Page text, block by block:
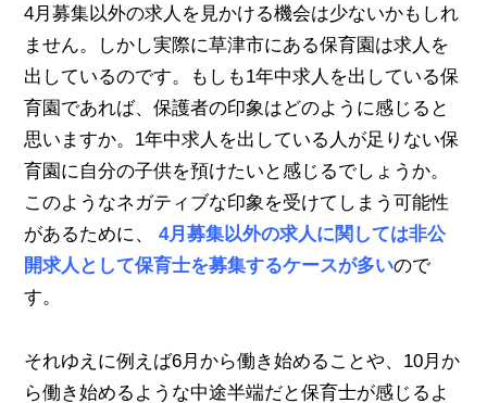
4月募集以外の求人を見かける機会は少ないかもしれ
ません。しかし実際に草津市にある保育園は求人を
出しているのです。もしも1年中求人を出している保
育園であれば、保護者の印象はどのように感じると
思いますか。1年中求人を出している人が足りない保
育園に自分の子供を預けたいと感じるでしょうか。
このようなネガティブな印象を受けてしまう可能性
があるために、4月募集以外の求人に関しては非公
開求人として保育士を募集するケースが多いので
す。
それゆえに例えば6月から働き始めることや、10月か
ら働き始めるような中途半端だと保育士が感じるよ